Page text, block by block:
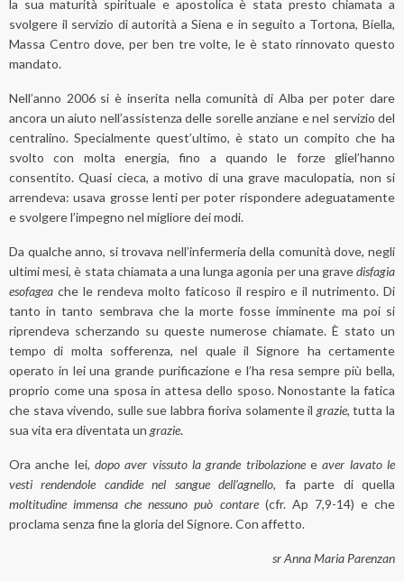
la sua maturità spirituale e apostolica è stata presto chiamata a
svolgere il servizio di autorità a Siena e in seguito a Tortona, Biella,
Massa Centro dove, per ben tre volte, le è stato rinnovato questo
mandato.
Nell’anno 2006 si è inserita nella comunità di Alba per poter dare
ancora un aiuto nell’assistenza delle sorelle anziane e nel servizio del
centralino. Specialmente quest’ultimo, è stato un compito che ha
svolto con molta energia, fino a quando le forze gliel’hanno
consentito. Quasi cieca, a motivo di una grave maculopatia, non si
arrendeva: usava grosse lenti per poter rispondere adeguatamente
e svolgere l’impegno nel migliore dei modi.
Da qualche anno, si trovava nell’infermeria della comunità dove, negli
ultimi mesi, è stata chiamata a una lunga agonia per una gravedisfagia
esofagea che le rendeva molto faticoso il respiro e il nutrimento. Di
tanto in tanto sembrava che la morte fosse imminente ma poi si
riprendeva scherzando su queste numerose chiamate. È stato un
tempo di molta sofferenza, nel quale il Signore ha certamente
operato in lei una grande purificazione e l’ha resa sempre più bella,
proprio come una sposa in attesa dello sposo. Nonostante la fatica
che stava vivendo, sulle sue labbra fioriva solamente ilgrazie, tutta la
sua vita era diventata ungrazie.
Ora anche lei, dopo aver vissuto la grande tribolazioneeaver lavato le
vesti rendendole candide nel sangue dell’agnello, fa parte di quella
moltitudine immensa che nessuno può contare(cfr. Ap 7,9-14) e che
proclama senza fine la gloria del Signore. Con affetto.
sr Anna Maria Parenzan